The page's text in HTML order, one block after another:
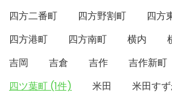
四方二番町
四方野割町
四方
四方港町
四方南町 横内
吉岡
吉倉 吉作 吉作新町
四ツ葉町 (1件)
米田
米田す